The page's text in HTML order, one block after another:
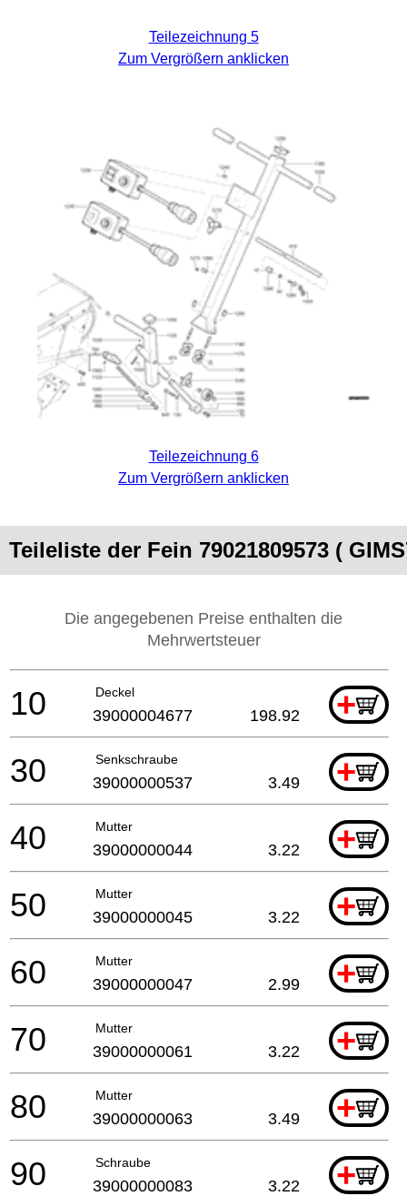
Teilezeichnung 5
Zum Vergrößern anklicken
Teilezeichnung 6
Zum Vergrößern anklicken
Teileliste der Fein 79021809573 (
Die angegebenen Preise enthalten die
Mehrwertsteuer
Deckel +
10 39000004677 198.92
Senkschraube +
30 39000000537 3.49
Mutter +
40 39000000044 3.22
Mutter +
50 39000000045 3.22
Mutter +
60 39000000047 2.99
Mutter +
70 39000000061 3.22
Mutter +
80 39000000063 3.49
Schraube +
90 39000000083 3.22